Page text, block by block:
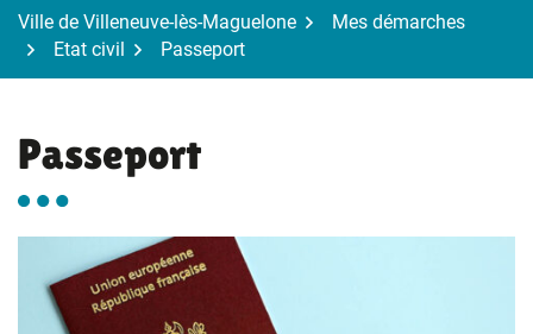
Ville de Villeneuve-lès-Maguelone
Mes démarches
Etat civil
Passeport
Passeport